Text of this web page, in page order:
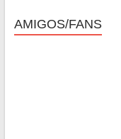
AMIGOS/FANS